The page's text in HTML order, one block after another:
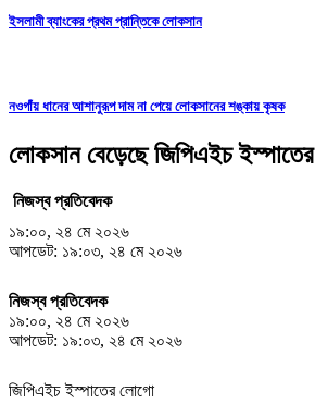
ইসলামী ব্যাংকের প্রথম প্রান্তিকে লোকসান
নওগাঁয় ধানের আশানুরূপ দাম না পেয়ে লোকসানের শঙ্কায় কৃষক
লোকসান বেড়েছে জিপিএইচ ইস্পাতের
নিজস্ব প্রতিবেদক
১৯:০০, ২৪ মে ২০২৬
আপডেট: ১৯:০৩, ২৪ মে ২০২৬
নিজস্ব প্রতিবেদক
১৯:০০, ২৪ মে ২০২৬
আপডেট: ১৯:০৩, ২৪ মে ২০২৬
জিপিএইচ ইস্পাতের লোগো